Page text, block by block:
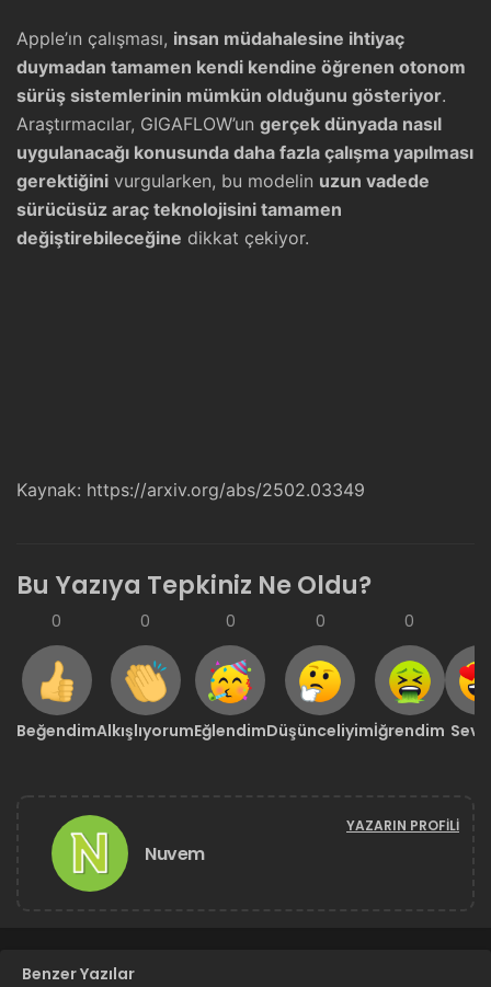
Apple’ın çalışması, insan müdahalesine ihtiyaç
duymadan tamamen kendi kendine öğrenen otonom
sürüş sistemlerinin mümkün olduğunu gösteriyor.
Araştırmacılar, GIGAFLOW’un gerçek dünyada nasıl
uygulanacağı konusunda daha fazla çalışma yapılması
gerektiğini vurgularken, bu modelin uzun vadede
sürücüsüz araç teknolojisini tamamen
değiştirebileceğine dikkat çekiyor.
Kaynak: https://arxiv.org/abs/2502.03349
Bu Yazıya Tepkiniz Ne Oldu?
0
Beğendim
0
Alkışlıyorum
0
Eğlendim
0
Düşünceliyim
0
İğrendim
Nuvem
YAZARIN PROFILI
Benzer Yazılar